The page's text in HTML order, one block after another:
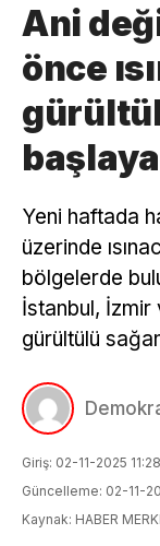
Ani
önce
Yeni haftada
üzerinde
bölgelerde
İstanbul,
gürültülü
Giriş: 02-11-2025 11:28
Güncelleme: 02-11-
Kaynak: HABER